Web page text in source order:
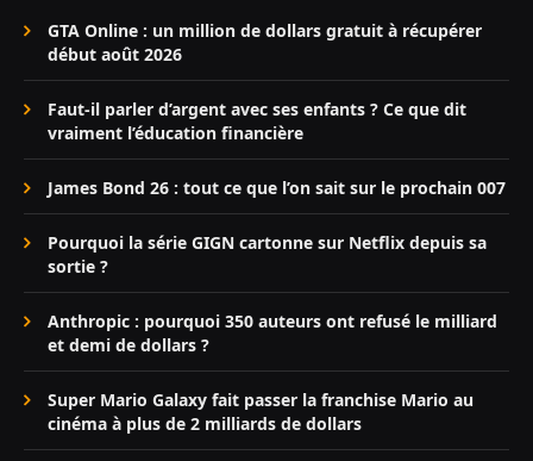
GTA Online : un million de dollars gratuit à récupérer
début août 2026
Faut-il parler d’argent avec ses enfants ? Ce que dit
vraiment l’éducation financière
James Bond 26 : tout ce que l’on sait sur le prochain 007
Pourquoi la série GIGN cartonne sur Netflix depuis sa
sortie ?
Anthropic : pourquoi 350 auteurs ont refusé le milliard
et demi de dollars ?
Super Mario Galaxy fait passer la franchise Mario au
cinéma à plus de 2 milliards de dollars